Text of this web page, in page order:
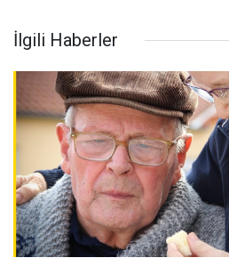
İlgili Haberler